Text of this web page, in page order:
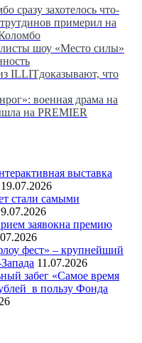
сразу захотелось что-
примерил на
шоу «Место силы»
ILLITдоказывают, что
военная драма на
на PREMIER
выставка
19.07.2026
стали самыми
заявокна премию
фест» – крупнейший
11.07.2026
забег «Самое время
в пользу Фонда